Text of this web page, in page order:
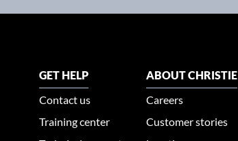
GET HELP
Contact us
Training center
ABOUT CHRISTIE
Careers
Customer stories